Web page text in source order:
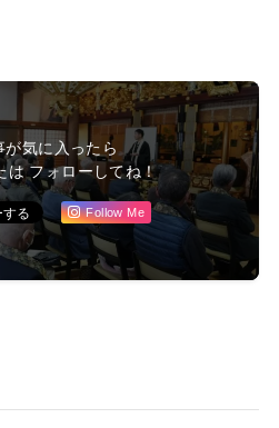
が気に入ったら
は フォローしてね！
Follow Me